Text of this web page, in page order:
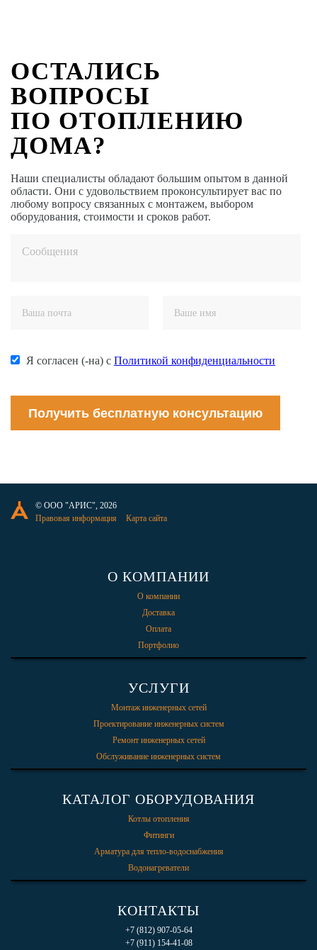
ОСТАЛИСЬ
ВОПРОСЫ
ПО ОТОПЛЕНИЮ
ДОМА?
Наши специалисты обладают большим опытом в данной
области. Они с удовольствием проконсультирует вас по
любому вопросу связанных с монтажем, выбором
оборудования, стоимости и сроков работ.
Я согласен (-на) с Политикой конфиденциальности
Получить бесплатную консультацию
© ООО "АРИС", 2026
Правовая информация
Карта сайта
О КОМПАНИИ
О компании
Доставка
Оплата
Портфолио
УСЛУГИ
Монтаж инженерных сетей
Проектирование инженерных систем
Ремонт инженерных сетей
Обслуживание инженерных систем
КАТАЛОГ ОБОРУДОВАНИЯ
Котлы отопления
Фитинги
Арматура для тепло-водоснабжения
Водонагреватели
КОНТАКТЫ
+7 (812) 907-05-64
+7 (911) 154-41-08